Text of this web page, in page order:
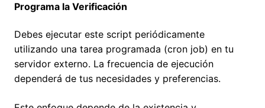
Programa la Verificación
Debes ejecutar este script periódicamente
utilizando una tarea programada (cron job) en tu
servidor externo. La frecuencia de ejecución
dependerá de tus necesidades y preferencias.